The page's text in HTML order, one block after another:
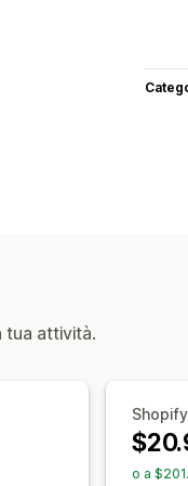
tua attività.
o a